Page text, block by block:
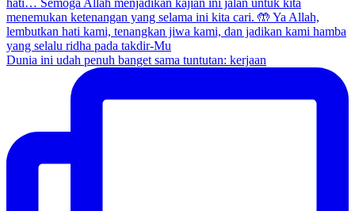
Dunia ini udah penuh banget sama tuntutan: kerjaan